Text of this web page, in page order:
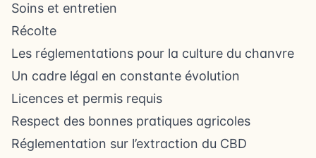
Soins et entretien
Récolte
Les réglementations pour la culture du chanvre
Un cadre légal en constante évolution
Licences et permis requis
Respect des bonnes pratiques agricoles
Réglementation sur l’extraction du CBD